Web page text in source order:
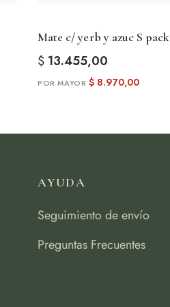
Mate c/ yerb y azuc S pack
$ 13.455,00
$ 8.970,00
AYUDA
Seguimiento de envío
Preguntas Frecuentes